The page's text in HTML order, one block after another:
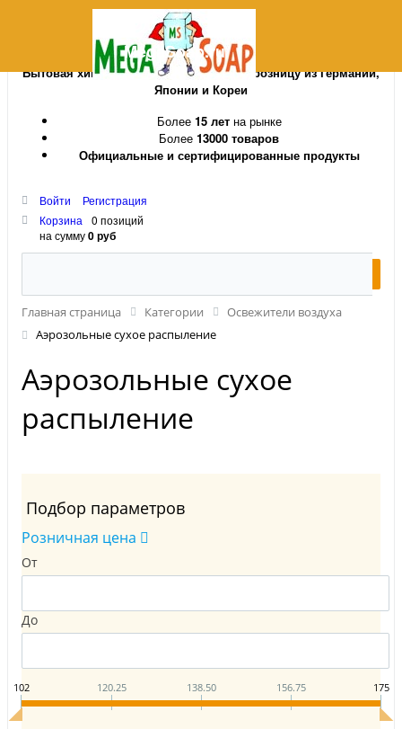
MegaSoap.ru
Бытовая химия и косметика оптом и в розницу из Германии,
Японии и Кореи
Более 15 летна рынке
Более 13000 товаров
Официальные и сертифицированные продукты
Войти
Регистрация
Корзина
0 позиций
на сумму0 руб
Главная страница Категории
Освежители воздуха
Аэрозольные сухое распыление
Аэрозольные сухое
распыление
Подбор параметров
Розничная цена
От
До
102 120.25 138.50 156.75 175